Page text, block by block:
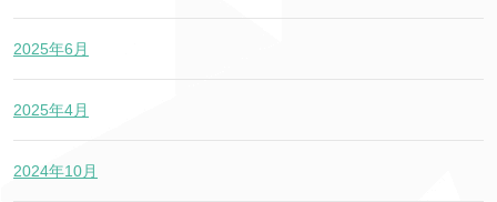
2025年6月
2025年4月
2024年10月